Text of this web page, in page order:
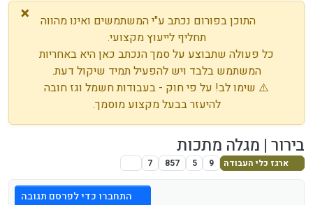
×
התוכן בפורום נכתב ע"י המשתמשים ואינו מהווה
תחליף לייעוץ מקצועי.
כל פעולה שתבוצע על סמך הנכתב כאן היא באחריות
המשתמש בלבד ויש להפעיל תמיד שיקול דעת.
⚠️ שימו לב! על פי חוק - בעבודות חשמל וגז חובה
להיעזר בבעל מקצוע מוסמך.
בירור | מגלה מתכות
ארגז כלי העבודה 9
5
857
7
התחברו כדי לפרסם תגובה